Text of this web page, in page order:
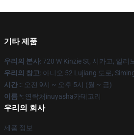
기타 제품
우리의 본사: 720 W Kinzie St, 시카고, 일리
우리의 창고: 아니오 52 Lujiang 도로,
시간 :: 오전 9시 ~ 오후 5시 (월 ~ 금)
이름 *: 연락처inuyasha카테고리
우리의 회사
제품 정보